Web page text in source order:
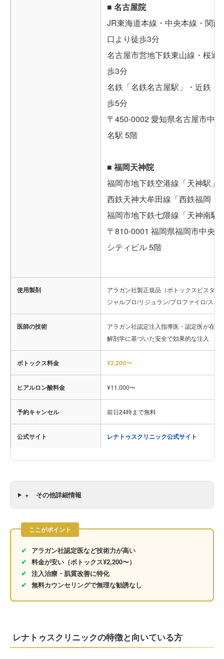
■ 名古屋院
JR東海道本線・中央本線・関
口より徒歩3分
名古屋市営地下鉄東山線・桜通
歩3分
名鉄「名鉄名古屋駅」・近鉄「
歩5分
〒450-0002 愛知県名古屋市中
名駅 5階
■ 福岡天神院
福岡市地下鉄空港線「天神駅」
西鉄天神大牟田線「西鉄福岡（
福岡市地下鉄七隈線「天神南駅
〒810-0001 福岡県福岡市中央
シティビル 5階
使用製剤
アラガン社製正規品（ボトックスビスタ/
ジャルプロ/リジュラン/プロファイロ/スネ
医師の技術
アラガン社認定注入指導医・認定医が在籍
解剖学に基づいた安全で効果的な注入
ボトックス料金 ¥2,200〜
ヒアルロン酸料金 ¥11,000〜
予約キャンセル 前日24時まで無料
公式サイト レナトゥスクリニック公式サイト
+ その他詳細情報
ここがポイント
✔
アラガン社認定医など技術力が高い
✔ 料金が安い（ボトックス¥2,200〜）
✔ 注入治療・肌質改善に特化
✔ 無料カウンセリングで無理な勧誘なし
レナトゥスクリニックの特徴と向いている方